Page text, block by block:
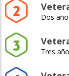
Dos
Tres